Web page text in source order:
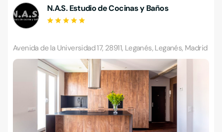
N.A.S. Estudio de Cocinas y Baños
Avenida de la Universidad 17, 28911, Leganés, Leganés, Madrid